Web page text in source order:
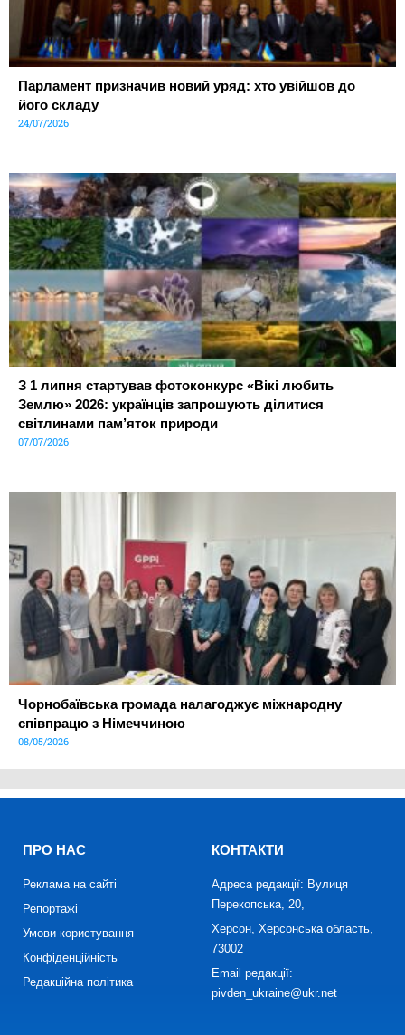
Парламент призначив новий уряд: хто увійшов до
його складу
24/07/2026
З 1 липня стартував фотоконкурс «Вікі любить
Землю» 2026: українців запрошують ділитися
світлинами пам’яток природи
07/07/2026
Чорнобаївська громада налагоджує міжнародну
співпрацю з Німеччиною
08/05/2026
ПРО НАС
Реклама на сайті
Репортажі
Умови користування
Конфіденційність
Редакційна політика
КОНТАКТИ
Адреса редакції: Вулиця
Перекопська, 20,
Херсон, Херсонська область,
73002
Email редакції:
pivden_ukraine@ukr.net